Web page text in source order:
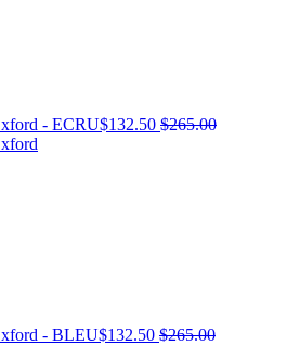
- ECRU$132.50 $265.00
- BLEU$132.50 $265.00